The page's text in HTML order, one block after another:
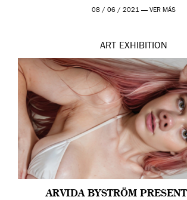
Madrid y la Wellcome […]
08 / 06 / 2021 — VER MÁS
ART EXHIBITION
ARVIDA BYSTRÖM